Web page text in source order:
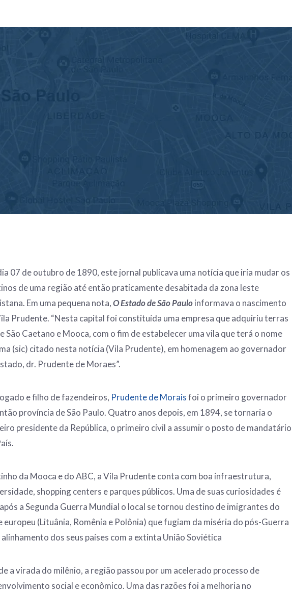
07 de outubro de 1890, este jornal publicava uma notícia que iria mudar os
de uma região até então praticamente desabitada da zona leste
Em uma pequena nota,O Estado de São Pauloinformava o nascimento
Prudente. “Nesta capital foi constituída uma empresa que adquiriu terras
São Caetano e Mooca, com o fim de estabelecer uma vila que terá o nome
(sic) citado nesta notícia (Vila Prudente), em homenagem ao governador
dr. Prudente de Moraes”.
e filho de fazendeiros, Prudente de Moraisfoi o primeiro governador
província de São Paulo. Quatro anos depois, em 1894, se tornaria o
presidente da República, o primeiro civil a assumir o posto de mandatário
da Mooca e do ABC, a Vila Prudente conta com boa infraestrutura,
shopping centers e parques públicos. Uma de suas curiosidades é
a Segunda Guerra Mundial o local se tornou destino de imigrantes do
europeu (Lituânia, Romênia e Polônia) que fugiam da miséria do pós-Guerra
alinhamento dos seus países com a extinta União Soviética
a virada do milênio, a região passou por um acelerado processo de
social e econômico. Uma das razões foi a melhoria no